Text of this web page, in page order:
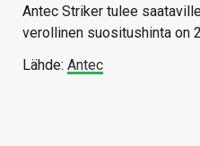
Antec Striker tulee
verollinen suositushinta on
Lähde: Antec